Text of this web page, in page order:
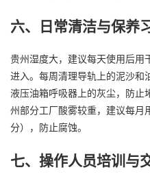
六、日常清洁与保养
贵州湿度大，建议每天使用后用
进入。每周清理导轨上的泥沙和
液压油箱呼吸器上的灰尘，防止
州部分工厂酸雾较重，建议每月
分），防止腐蚀。
七、操作人员培训与